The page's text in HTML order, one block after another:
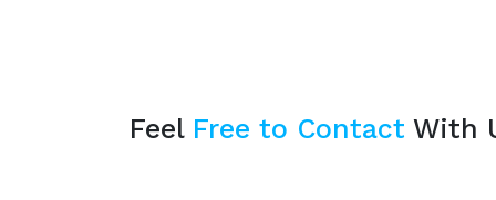
Feel Free to Contact With